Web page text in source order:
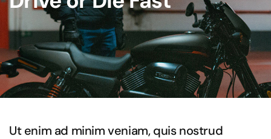
Ut enim ad minim veniam, quis nostrud